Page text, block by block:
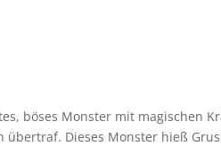
böses Monster mit magischen
Dieses Monster hieß